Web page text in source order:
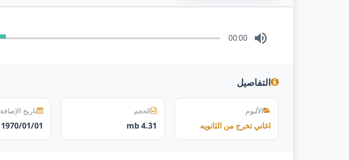
00:00
التفاصيل
الألبوم
اغاني تخرج من الثانويه
الحجم
4.31 mb
تاريخ الإضافة
1970/01/01